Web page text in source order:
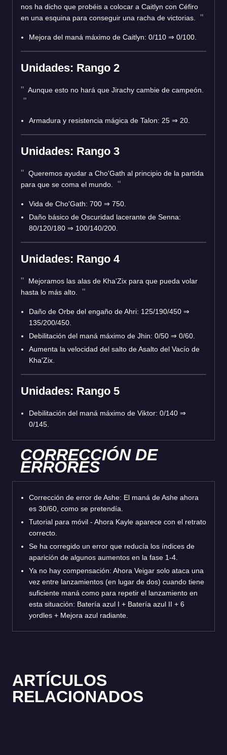
nos ha dicho que probéis a colocar a Caitlyn con Céfiro
en una esquina para conseguir una racha de victorias.
Mejora del maná máximo de Caitlyn: 0/110 ⇒ 0/100.
Unidades: Rango 2
Aunque esto no hará que Jirachy cambie de campeón.
Armadura y resistencia mágica de Talon: 25 ⇒ 20.
Unidades: Rango 3
Queremos ayudar a Cho'Gath al principio de la partida
para que se coma el mundo.
Vida de Cho'Gath: 700 ⇒ 750.
Daño básico de Oscuridad lacerante de Senna:
80/120/180 ⇒ 100/140/200.
Unidades: Rango 4
Mejoramos las alas de Kha'Zix para que pueda volar
hasta lo más alto.
Daño de Orbe del engaño de Ahri: 125/190/450 ⇒
135/200/450.
Debilitación del maná máximo de Jhin: 0/50 ⇒ 0/60.
Aumenta la velocidad del salto de Asalto del Vacío de
Kha'Zix.
Unidades: Rango 5
Debilitación del maná máximo de Viktor: 0/140 ⇒
0/145.
CORRECCIÓN DE
ERRORES
Corrección de error de Ashe: El maná de Ashe ahora
es 30/60, como se pretendía.
Tutorial para móvil - Ahora Kayle aparece con el retrato
correcto.
Se ha corregido un error que reducía los índices de
aparición de algunos aumentos en la fase 1-4.
Ya no hay compensación: Ahora Veigar solo ataca una
vez entre lanzamientos (en lugar de dos) cuando tiene
suficiente maná como para repetir el lanzamiento en
esta situación: Batería azul I + Batería azul II + 6
yordles + Mejora azul radiante.
ARTÍCULOS
RELACIONADOS